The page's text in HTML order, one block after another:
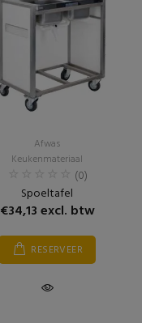
Afwas
Keukenmateriaal
(0)
Spoeltafel
€34,13 excl. btw
RESERVEER